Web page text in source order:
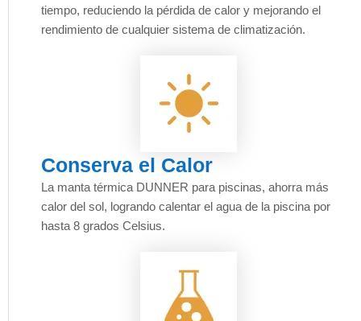
tiempo, reduciendo la pérdida de calor y mejorando el
rendimiento de cualquier sistema de climatización.
Conserva el Calor
La manta térmica DUNNER para piscinas, ahorra más
calor del sol, logrando calentar el agua de la piscina por
hasta 8 grados Celsius.